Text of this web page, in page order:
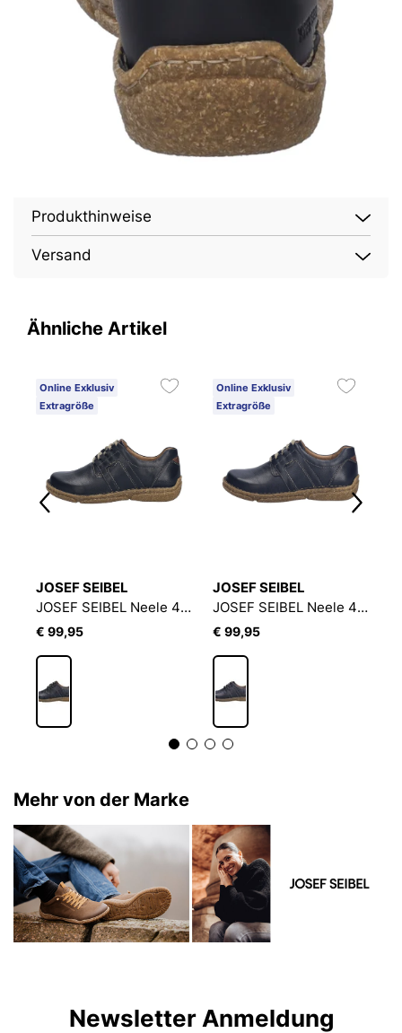
Produkthinweise
Versand
Ähnliche Artikel
Online Exklusiv
Extragröße
JOSEF SEIBEL
JOSEF SEIBEL Neele 44 | Halbschuh für Damen | Schwarz
€ 99,95
Online Exklusiv
Extragröße
JOSEF SEIBEL
JOSEF SEIBEL Neele 44 | Halbschuh für Damen | Blau
€ 99,95
Mehr von der Marke
Newsletter Anmeldung